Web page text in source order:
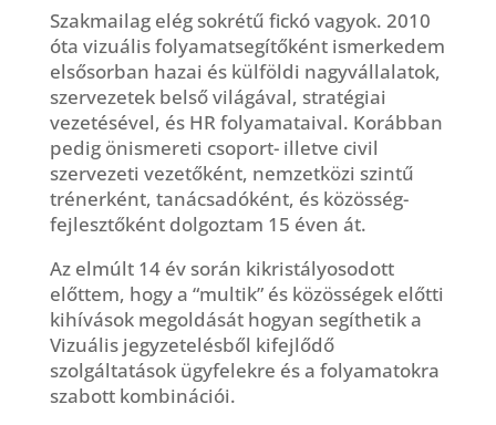
Szakmailag elég sokrétű fickó vagyok. 2010
óta vizuális folyamatsegítőként ismerkedem
elsősorban hazai és külföldi nagyvállalatok,
szervezetek belső világával, stratégiai
vezetésével, és HR folyamataival. Korábban
pedig önismereti csoport- illetve civil
szervezeti vezetőként, nemzetközi szintű
trénerként, tanácsadóként, és közösség-
fejlesztőként dolgoztam 15 éven át.
Az elmúlt 14 év során kikristályosodott
előttem, hogy a “multik” és közösségek előtti
kihívások megoldását hogyan segíthetik a
Vizuális jegyzetelésből kifejlődő
szolgáltatások ügyfelekre és a folyamatokra
szabott kombinációi.